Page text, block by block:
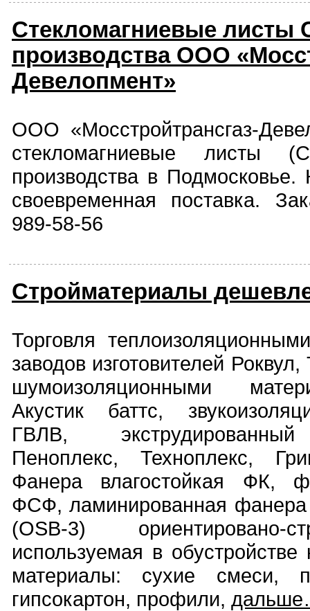
Стекломагниевые листы
производства ООО
Девелопмент»
ООО «Мосстройтрансгаз-
стекломагниевые листы
производства в
своевременная поставка.
989-58-56
Стройматериалы
Торговля
заводов изготовителей
шумоизоляционными
Акустик баттс,
ГВЛВ,
Пеноплекс, Техноплекс,
Фанера влагостойкая ФК,
ФСФ, ламинированная
(OSB-3) ориентировано-
используемая в
материалы: сухие смеси,
гипсокартон, профили,